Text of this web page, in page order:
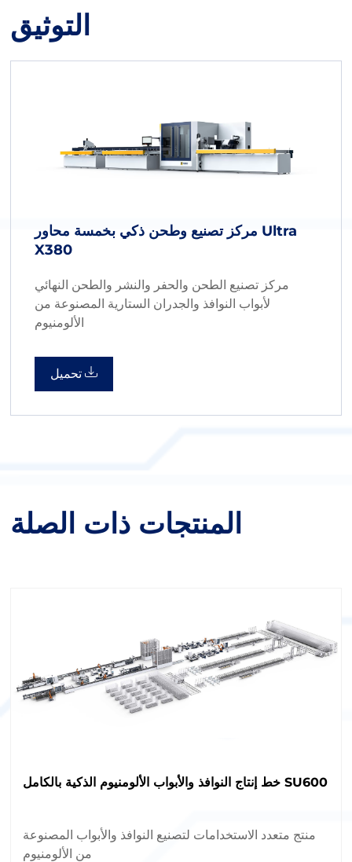
التوثيق
مركز تصنيع وطحن ذكي بخمسة محاور Ultra
X380
مركز تصنيع الطحن والحفر والنشر والطحن النهائي
لأبواب النوافذ والجدران الستارية المصنوعة من
الألومنيوم
تحميل
المنتجات ذات الصلة
خط إنتاج النوافذ والأبواب الألومنيوم الذكية بالكامل SU600
منتج متعدد الاستخدامات لتصنيع النوافذ والأبواب المصنوعة
من الألومنيوم